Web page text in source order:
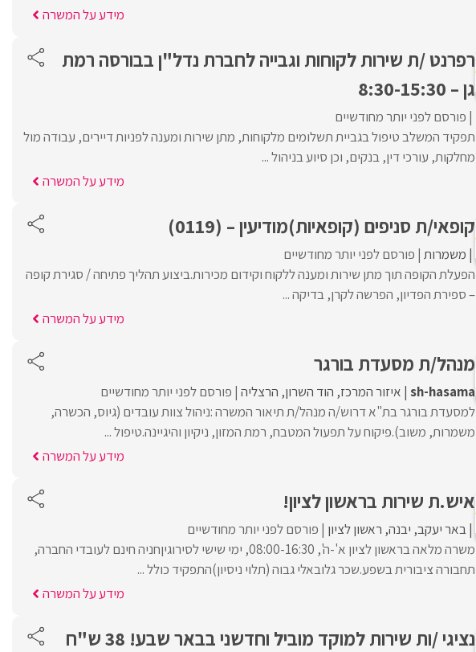
מידע על המשרה
רפרנט /ת שירות לקוחות וגבייה לחברת נדל"ן בבורסה רמת
גן – 8:30-15:30
פורסם לפני יותר מחודשיים
תפקיד המשלב טיפול בגביית תשלומים מלקוחות, מתן שירות ומענה לפניות דיירים, עבודה מול
מחלקות, עורכי דין, בנקים, וכן סיוע בניהול ...
מידע על המשרה
קופאי/ת סניפים (קופאיות)מודיעין – (0119)
משמרות פורסם לפני יותר מחודשיים
הפעלת הקופה תוך מתן שירות ומענה ללקוח וקידום מכירות.ביצוע תהליך פתיחה / סגירת קופה
– ספירת הפדיון, הפרשה לקרן, בדיקה ...
מידע על המשרה
מנהל/ת מסעדת בורגר
sh-hasama איזור המרכז הוד השרון הרצליה פורסם לפני יותר מחודשיים
למסעדת בורגר בת"א דרוש/ה מנהל/ת תיאור המשרה :ניהול צוות עובדים (גיוס, הכשרה,
משמרות, משוב).פיקוח על תפעול המטבח, רמת המזון, ניקיון והיגיינה.טיפול ...
מידע על המשרה
איש.ת שירות בראשון לציון!
באר יעקב יבנה ראשון לציון פורסם לפני יותר מחודשיים
משרה מלאה בראשון לציון א'-ה', 08:00-16:30, ימי שישי לסירוגיןחניה חינם לעובדי החברה,
תחבורה ציבורית בשפע.שכר גלובאלי גבוה (תלוי ניסיון)התפקיד כולל ...
מידע על המשרה
נציגי /ות שירות למוקד מוביל וחדשני בבאר שבע! 38 ש"ח